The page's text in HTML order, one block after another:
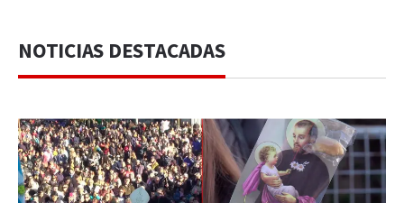
NOTICIAS DESTACADAS